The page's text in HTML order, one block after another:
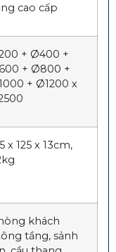
cao cấp
+ Ø400 +
+ Ø800 +
+ Ø1200 x
x 125 x 13cm,
khách
tầng, sảnh